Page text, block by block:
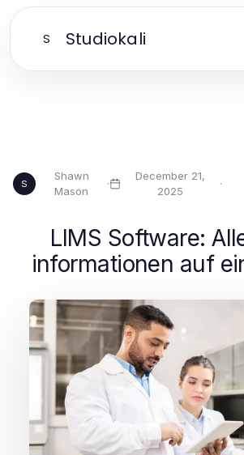
S Studiokali
S
Shawn
Mason
·
December 21,
2025
·
LIMS Software:
informationen auf